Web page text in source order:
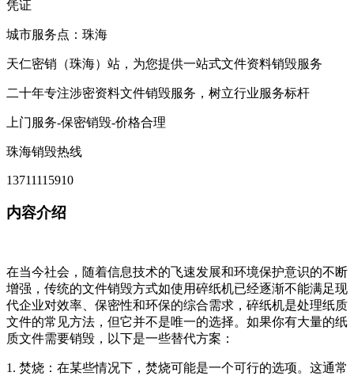
凭证
城市服务点：珠海
天仁密销（珠海）站，为您提供一站式文件资料销毁服务
二十年专注涉密资料文件销毁服务，树立行业服务标杆
上门服务-保密销毁-价格合理
珠海销毁热线
13711115910
内容介绍
在当今社会，随着信息技术的飞速发展和环境保护意识的不断
增强，传统的文件销毁方式如使用碎纸机已经逐渐不能满足现
代企业对效率、保密性和环保的综合需求，碎纸机是处理纸质
文件的常见方法，但它并不是唯一的选择。如果你有大量的纸
质文件需要销毁，以下是一些替代方案：
1. 焚烧：在某些情况下，焚烧可能是一个可行的选项。这通常